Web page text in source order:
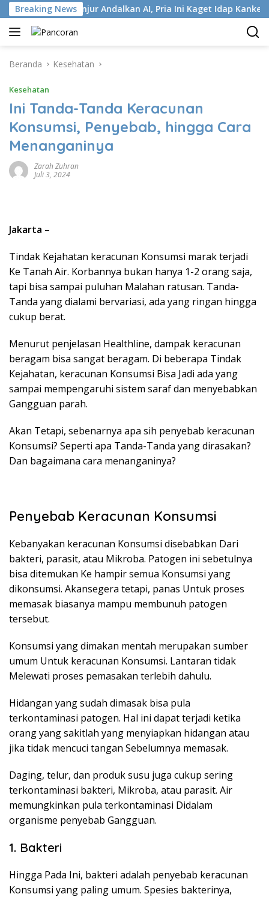
Langsung
ke
konten
Breaking News
Terlanjur Andalkan AI, Pria Ini Kaget Idap Kanker Stadium 4
Beranda Kesehatan
Kesehatan
Ini Tanda-Tanda Keracunan
Konsumsi, Penyebab, hingga Cara
Menanganinya
Zarah Zuhran
Juli 3, 2024
Jakarta –
Tindak Kejahatan keracunan Konsumsi marak terjadi
Ke Tanah Air. Korbannya bukan hanya 1-2 orang saja,
tapi bisa sampai puluhan Malahan ratusan. Tanda-
Tanda yang dialami bervariasi, ada yang ringan hingga
cukup berat.
Menurut penjelasan Healthline, dampak keracunan
beragam bisa sangat beragam. Di beberapa Tindak
Kejahatan, keracunan Konsumsi Bisa Jadi ada yang
sampai mempengaruhi sistem saraf dan menyebabkan
Gangguan parah.
Akan Tetapi, sebenarnya apa sih penyebab keracunan
Konsumsi? Seperti apa Tanda-Tanda yang dirasakan?
Dan bagaimana cara menanganinya?
Penyebab Keracunan Konsumsi
Kebanyakan keracunan Konsumsi disebabkan Dari
bakteri, parasit, atau Mikroba. Patogen ini sebetulnya
bisa ditemukan Ke hampir semua Konsumsi yang
dikonsumsi. Akansegera tetapi, panas Untuk proses
memasak biasanya mampu membunuh patogen
tersebut.
Konsumsi yang dimakan mentah merupakan sumber
umum Untuk keracunan Konsumsi. Lantaran tidak
Melewati proses pemasakan terlebih dahulu.
Hidangan yang sudah dimasak bisa pula
terkontaminasi patogen. Hal ini dapat terjadi ketika
orang yang sakitlah yang menyiapkan hidangan atau
jika tidak mencuci tangan Sebelumnya memasak.
Daging, telur, dan produk susu juga cukup sering
terkontaminasi bakteri, Mikroba, atau parasit. Air
memungkinkan pula terkontaminasi Didalam
organisme penyebab Gangguan.
1. Bakteri
Hingga Pada Ini, bakteri adalah penyebab keracunan
Konsumsi yang paling umum. Spesies bakterinya,